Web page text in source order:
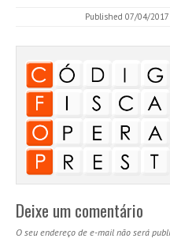
Published 07/04/2017
Deixe um comentário
O seu endereço de e-mail não será